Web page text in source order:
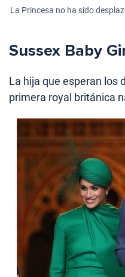
La Princesa no ha sido
Sussex Baby
La hija que esperan los
primera royal británica